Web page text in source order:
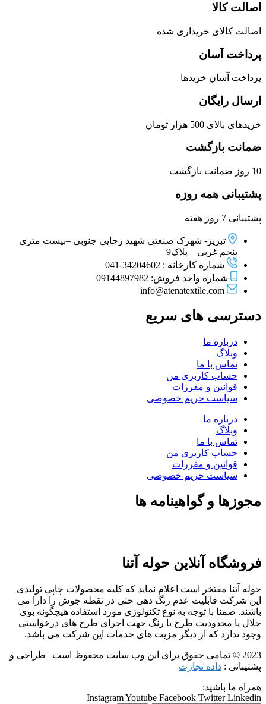
اصالت کالا
اصالت کالای خریداری شده
پرداخت آسان
پرداخت آسان خریدها
ارسال رایگان
خریدهای بالای 500 هزار تومان
ضمانت بازگشت
10 روز ضمانت بازگشت
پشتیبانی همه روزه
پشتیبانی 7 روز هفته
تبریز- شهرک صنعتی شهید رجایی جنوبی –بیست متری
پنجم غربی – پلاک9
شماره کارخانه : 34204602-041
شماره واحد فروش: 09144897982
info@atenatextile.com
دسترسی های سریع
درباره ما
وبلاگ
تماس با ما
حساب کاربری من
قوانین و مقررات
سیاست حریم خصوصی
درباره ما
وبلاگ
تماس با ما
حساب کاربری من
قوانین و مقررات
سیاست حریم خصوصی
مجوزها و گواهینامه ها
فروشگاه آنلاین حوله آتنا
حوله آتنا مفتخر است اعلام نماید که کلیه محصولات چاپی تولیدی
این شرکت قابلیت عدم رنگ دهی حتی در نقطه جوش را دارا می
باشند. ضمنا با توجه به نوع تکنولوژی مورد استفاده هیچگونه بوی
حلال یا محدودیت طرح یا رنگ جهت اجرای طرح های درخواستی
وجود ندارد که از دیگر مزیت های خدمات این شرکت می باشد.
2023 © تمامی حقوق برای این وب سایت محفوظ است | طراحی و
پشتیبانی : داده تجارت
همراه ما باشید:
InstagramYoutube Facebook Twitter Linkedin